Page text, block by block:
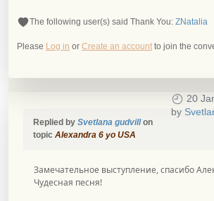
The following user(s) said Thank You: ZNatalia
Please Log in or Create an account to join the
20
by
Replied by Svetlana gudvillon
topic Alexandra 6 yo USA
Замечательное выступление, спасибо
Чудесная песня!